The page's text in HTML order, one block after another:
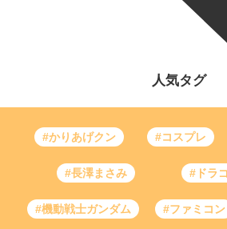
人気タグ
#かりあげクン #コスプレ
#長澤まさみ #ドラ
#機動戦士ガンダム #ファミコン